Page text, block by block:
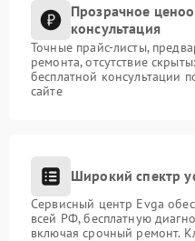
Прозрачное
консультация
Точные прайс-листы,
ремонта, отсутствие
бесплатной консультации
сайте
Широкий спектр
Сервисный центр Evga
всей РФ, бесплатную
включая срочный ремонт.